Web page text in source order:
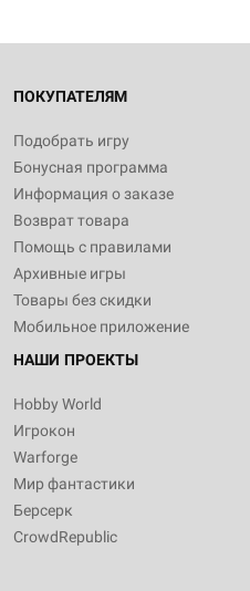
ПОКУПАТЕЛЯМ
Подобрать игру
Бонусная программа
Информация о заказе
Возврат товара
Помощь с правилами
Архивные игры
Товары без скидки
Мобильное приложение
НАШИ ПРОЕКТЫ
Hobby World
Игрокон
Warforge
Мир фантастики
Берсерк
CrowdRepublic